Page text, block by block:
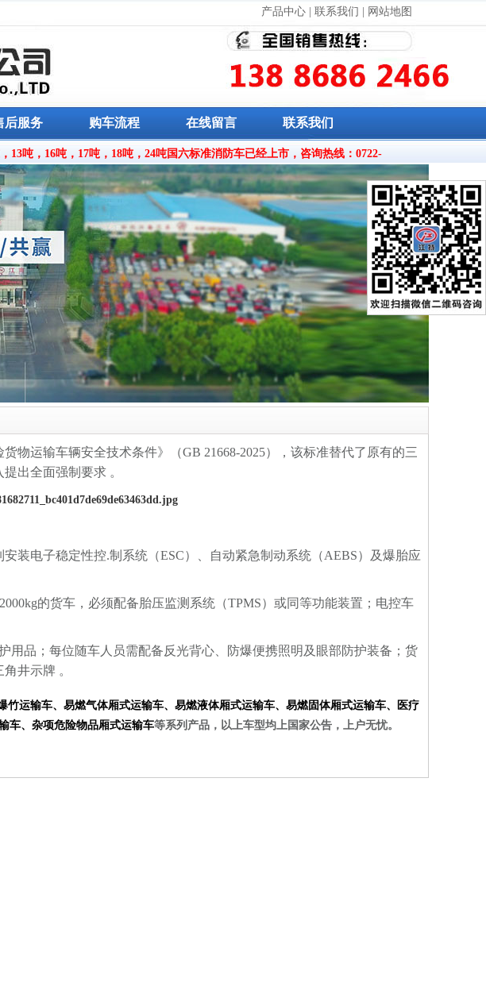
产品中心 联系我们 网站地图
后服务 购车流程 在线留言 联系我们
13吨，16吨，17吨，18吨，24吨国六标准消防车已经上市，咨询热线：0722-
货物运输车辆安全技术条件》（GB 21668-2025）
‌，该标准替代了原有的三
出全面强制要求 。‌‌
安装‌电子稳定性控.制系统（ESC） ‌、‌自动紧急制动系统（AEBS）
‌及‌爆胎应
的货车，必须配备 ‌胎压监测系统（TPMS） ‌或同等功能装置；电控车
用品；每位随车人员需配备‌反光背心‌、‌防爆便携照明‌及‌眼部防护装备‌ ；货
井示牌 。
竹运输车、 易燃气体厢式运输车、 易燃液体厢式运输车、 易燃固体厢式运输车、
医疗
车、 杂项危险物品厢式运输车等系列产品，以上车型均上国家公告，上户无忧。